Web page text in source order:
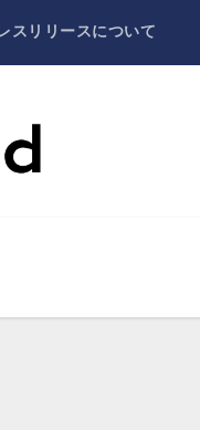
スリリースについて